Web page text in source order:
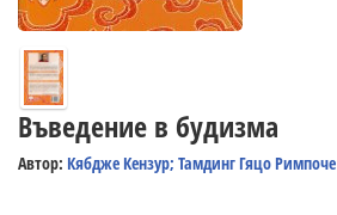
Въведение в будизма
Автор: Кябдже Кензур; Тамдинг Гяцо Римпоче